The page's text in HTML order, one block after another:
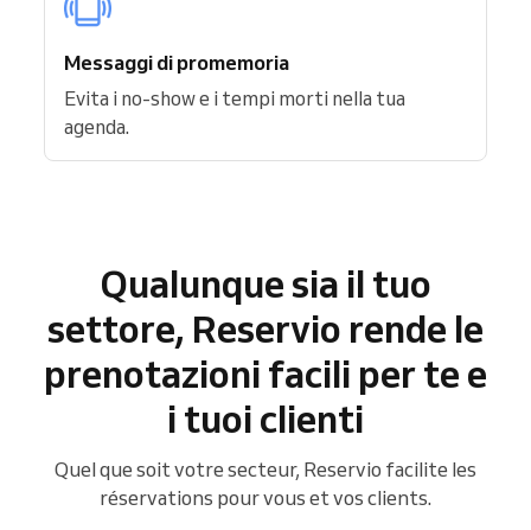
Messaggi di promemoria
Evita i no-show e i tempi morti nella tua
agenda.
Qualunque sia il tuo
settore, Reservio rende le
prenotazioni facili per te e
i tuoi clienti
Quel que soit votre secteur, Reservio facilite les
réservations pour vous et vos clients.